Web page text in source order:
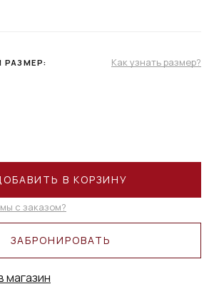
РАЗМЕР: Как узнать размер?
ЗАБРОНИРОВАТЬ
магазин
В КОРЗИНУ
с заказом?